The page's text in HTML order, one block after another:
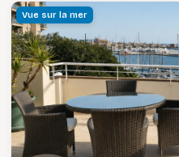
Vue sur la mer